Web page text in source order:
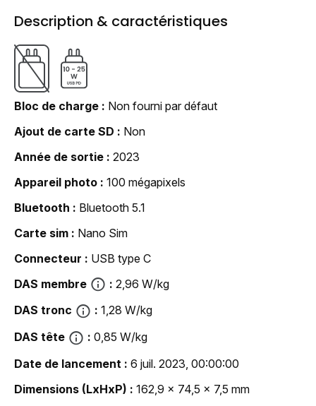
Description & caractéristiques
Bloc de charge
Non fourni par défaut
Ajout de carte SD
Non
Année de sortie
2023
Appareil photo
100 mégapixels
Bluetooth
Bluetooth 5.1
Carte sim
Nano Sim
Connecteur
USB type C
DAS membre
2,96 W/kg
DAS tronc
1,28 W/kg
DAS tête
0,85 W/kg
Date de lancement
6 juil. 2023, 00:00:00
Dimensions (LxHxP)
162,9 x 74,5 x 7,5 mm